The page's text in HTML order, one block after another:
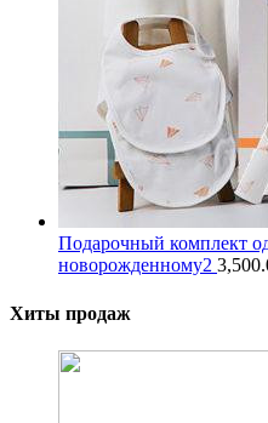
Подарочный комплект
новорожденному2
Хиты продаж